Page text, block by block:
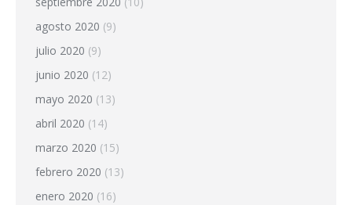
agosto 2020 (9)
julio 2020 (9)
junio 2020 (12)
mayo 2020 (13)
abril 2020 (14)
marzo 2020 (15)
febrero 2020 (13)
enero 2020 (16)